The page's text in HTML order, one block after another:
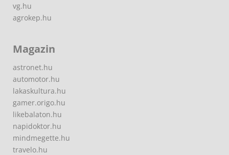
vg.hu
agrokep.hu
Magazin
astronet.hu
automotor.hu
lakaskultura.hu
gamer.origo.hu
likebalaton.hu
napidoktor.hu
mindmegette.hu
travelo.hu